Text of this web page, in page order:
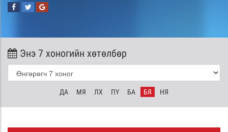
Энэ 7 хоногийн хөтөлбөр
ДА МЯ ЛХ ПҮ БА БЯ НЯ